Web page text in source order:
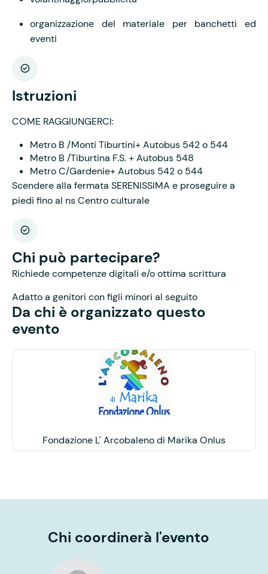
organizzazione del materiale per banchetti ed
eventi
Istruzioni
COME RAGGIUNGERCI:
Metro B /Monti Tiburtini+ Autobus 542 o 544
Metro B /Tiburtina F.S. + Autobus 548
Metro C/Gardenie+ Autobus 542 o 544
Scendere alla fermata SERENISSIMA e proseguire a
piedi fino al ns Centro culturale
Chi può partecipare?
Richiede competenze digitali e/o ottima scrittura
Adatto a genitori con figli minori al seguito
Da chi è organizzato questo
evento
Fondazione L' Arcobaleno di Marika Onlus
Chi coordinerà l'evento